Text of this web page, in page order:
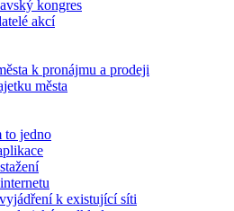
kongres
akcí
k pronájmu a prodeji
města
to jedno
k existující síti